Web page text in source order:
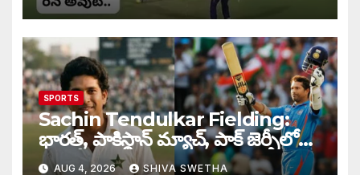
SPORTS
Sachin Tendulkar Fielding:
భారత్, పాకిస్థాన్ మ్యాచ్, పాక్ జెర్సీలో
బరిలోకి దిగిన సచిన్…
AUG 4, 2026 SHIVA SWETHA